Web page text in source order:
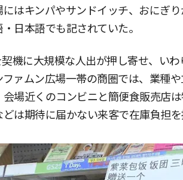
にはキンパやサンドイッチ、おにぎ
日本語でも記されていた。
機に大規模な人出が押し寄せ、い
ファムン広場一帯の商圏では、業種
会場近くのコンビニと簡便食販売店
は期待に届かない来客で在庫負担を